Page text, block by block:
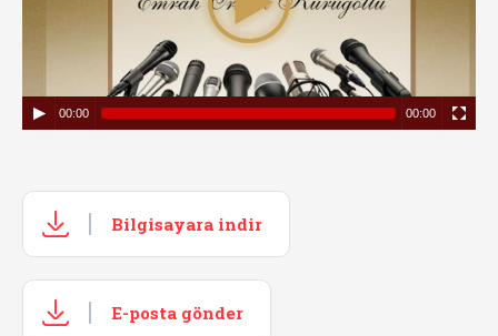
00:00 00:00
Bilgisayara indir
E-posta gönder